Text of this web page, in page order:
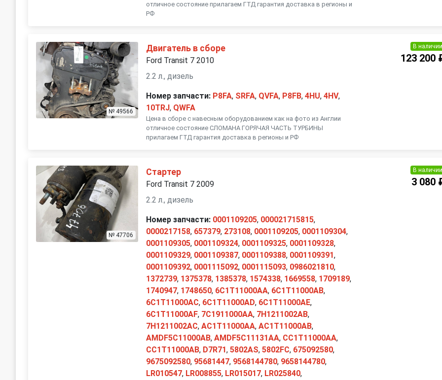
отличное состояние прилагаем ГТД гарантия доставка в регионы и
РФ
№ 49566
Двигатель в сборе
Ford Transit 7 2010
2.2 л., дизель
Номер запчасти: P8FA, SRFA, QVFA, P8FB,4HU,4HV,
10TRJ, QWFA
Цена в сборе с навесным оборудованием как на фото из Англии
отличное состояние СЛОМАНА ГОРЯЧАЯ ЧАСТЬ ТУРБИНЫ
прилагаем ГТД гарантия доставка в регионы и РФ
В
123 200
№ 47706
Стартер
Ford Transit 7 2009
2.2 л., дизель
Номер запчасти: 0001109205, 000021715815,
0000217158, 657379, 273108, 0001109205, 0001109304,
0001109305, 0001109324, 0001109325, 0001109328,
0001109329, 0001109387, 0001109388, 0001109391,
0001109392, 0001115092, 0001115093, 0986021810,
1372739, 1375378, 1385378, 1574338, 1669558, 1709189,
1740947, 1748650, 6C1T11000AA, 6C1T11000AB,
6C1T11000AC, 6C1T11000AD, 6C1T11000AE,
6C1T11000AF, 7C1911000AA, 7H1211002AB,
7H1211002AC,AC1T11000AA,AC1T11000AB,
AMDF5C11000AB,AMDF5C11131AA, CC1T11000AA,
CC1T11000AB, D7R71,5802AS,5802FC, 675092580,
9675092580, 95681447, 9568144780, 9658144780,
LR010547, LR008855, LR015017, LR025840,
В
3 080